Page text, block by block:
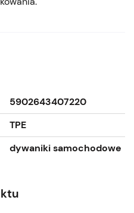
5902643407220
TPE
dywaniki samochodowe